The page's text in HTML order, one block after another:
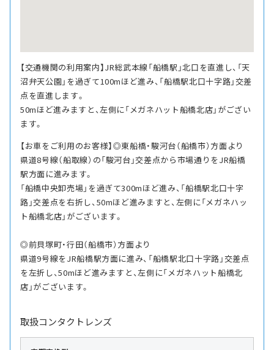
【交通機関の利用案内】JR総武本線「船橋駅」北口を直進し、「天
沼弁天公園」を過ぎて100mほど進み、「船橋駅北口十字路」交差
点を直進します。
50mほど進みますと、左側に「メガネハット船橋北店」がござい
ます。
【お車をご利用のお客様】◎東船橋・駿河台（船橋市）方面より
県道8号線（船取線）の「駿河台」交差点から市場通りをJR船橋
駅方面に進みます。
「船橋中央卸売場」を過ぎて300mほど進み、「船橋駅北口十字
路」交差点を右折し、50mほど進みますと、左側に「メガネハッ
ト船橋北店」がございます。
◎前貝塚町・行田（船橋市）方面より
県道9号線をJR船橋駅方面に進み、「船橋駅北口十字路」交差点
を左折し、50mほど進みますと、左側に「メガネハット船橋北
店」がございます。
取扱コンタクトレンズ